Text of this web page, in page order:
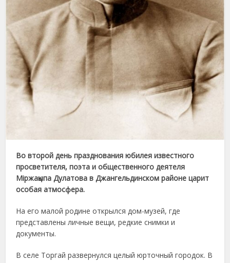
Во второй день празднования юбилея известного
просветителя, поэта и общественного деятеля
Міржақыпа Дулатова в Джангельдинском районе царит
особая атмосфера.
На его малой родине открылся дом-музей, где
представлены личные вещи, редкие снимки и
документы.
В селе Торгай развернулся целый юрточный городок. В